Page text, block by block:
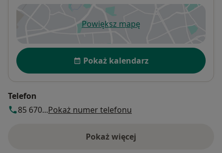
Powiększ mapęotwiera się w nowej karcie
Dostępność
Pokaż kalendarz
Telefon
85 670...Pokaż numer telefonu
Pokaż więcej
o adresie